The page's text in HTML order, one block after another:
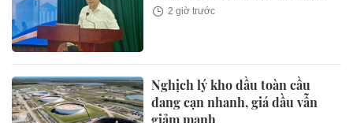
2 giờ trước
Nghịch lý kho dầu toàn cầu
đang cạn nhanh, giá dầu vẫn
giảm mạnh